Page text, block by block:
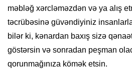
məbləğ xərcləməzdən və ya alış
təcrübəsinə güvəndiyiniz
bilər ki, kənardan baxış sizə
göstərsin və sonradan peşman
qorunmağınıza kömək etsin.